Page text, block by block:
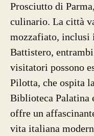
Prosciutto di
culinario. La città
mozzafiato, inclusi
Battistero,
visitatori possono
Pilotta, che ospita
Biblioteca Palatina
offre un
vita italiana